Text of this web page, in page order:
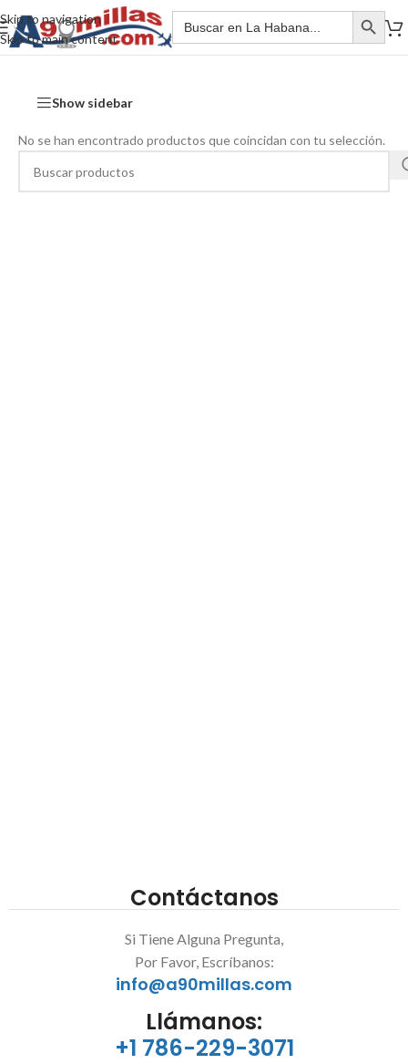
Skip to navigation
Skip to main content
Show sidebar
No se han encontrado productos que coincidan con tu selección.
Contáctanos
Si Tiene Alguna Pregunta,
Por Favor, Escríbanos:
info@a90millas.com
Llámanos:
+1 786-229-3071